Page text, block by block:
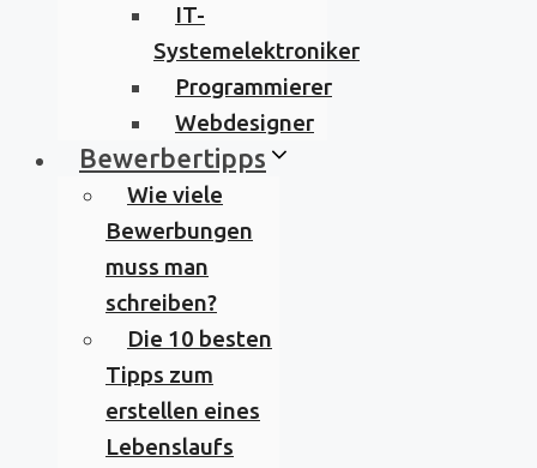
IT-
Systemelektroniker
Programmierer
Webdesigner
Bewerbertipps
Wie viele
Bewerbungen
muss man
schreiben?
Die 10 besten
Tipps zum
erstellen eines
Lebenslaufs